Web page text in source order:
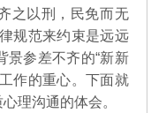
之以刑，民免而无
规范来约束是远远
景参差不齐的“新新
作的重心。下面就
理沟通的体会。